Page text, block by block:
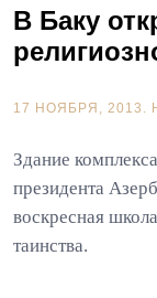
В Баку
17 НОЯБРЯ, 2013.
Здание
президента
воскресная
таинства.